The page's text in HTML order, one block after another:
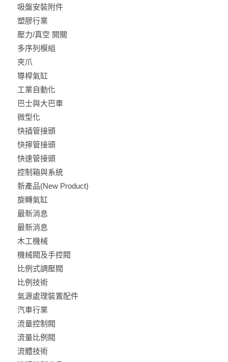
吸盤安裝附件
塑膠行業
壓力/真空 開關
多序列模組
夾爪
導桿氣缸
工業自動化
巴士與大巴車
微型化
快插管接頭
快擰管接頭
快速管接頭
控制箱與系統
新產品(New Product)
旋轉氣缸
最新消息
最新消息
木工機械
機械閥及手控閥
比例式調壓閥
比例技術
氣源處理裝置配件
汽車行業
流量控制閥
流量比例閥
流體技術